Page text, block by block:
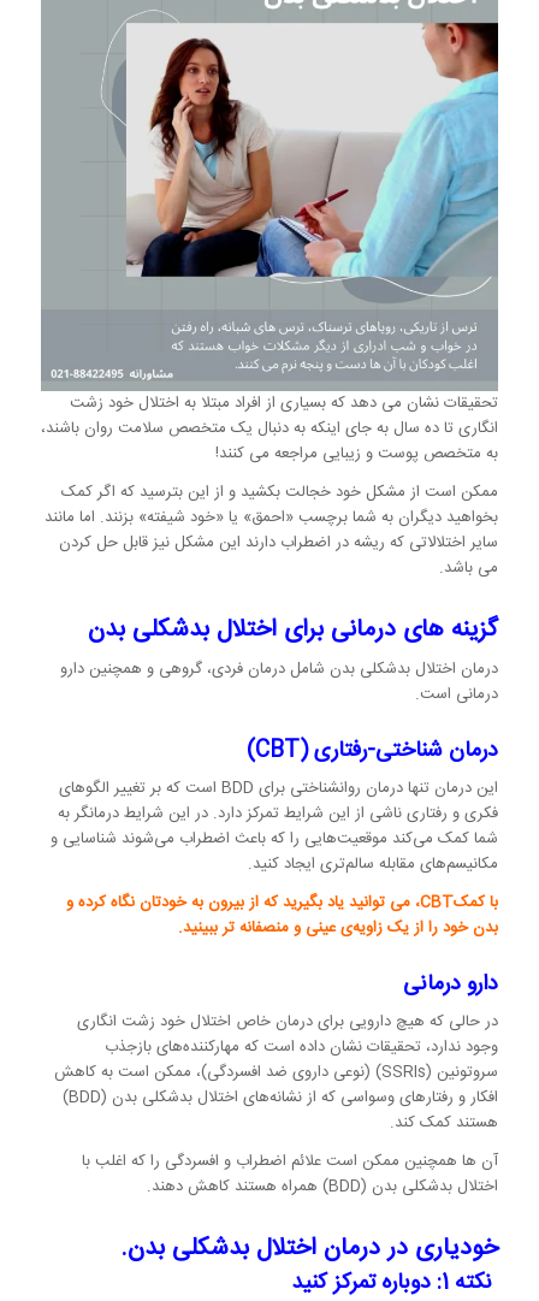
تحقیقات نشان می دهد که بسیاری از افراد مبتلا به اختلال خود زشت
انگاری تا ده سال به جای اینکه به دنبال یک متخصص سلامت روان باشند،
به متخصص پوست و زیبایی مراجعه می کنند!
ممکن است از مشکل خود خجالت بکشید و از این بترسید که اگر کمک
بخواهید دیگران به شما برچسب «احمق» یا «خود شیفته» بزنند. اما مانند
سایر اختلالاتی که ریشه در اضطراب دارند این مشکل نیز قابل حل کردن
می باشد.
گزینه های درمانی برای اختلال بدشکلی بدن
درمان اختلال بدشکلی بدن شامل درمان فردی، گروهی و همچنین دارو
درمانی است.
درمان شناختی-رفتاری (CBT)
این درمان تنها درمان روانشناختی برای BDD است که بر تغییر الگوهای
فکری و رفتاری ناشی از این شرایط تمرکز دارد. در این شرایط درمانگر به
شما کمک می‌کند موقعیت‌هایی را که باعث اضطراب می‌شوند شناسایی و
مکانیسم‌های مقابله سالم‌تری ایجاد کنید.
با کمکCBT، می توانید یاد بگیرید که از بیرون به خودتان نگاه کرده و
بدن خود را از یک زاویه‌ی عینی و منصفانه تر ببینید.
دارو درمانی
در حالی که هیچ دارویی برای درمان خاص اختلال خود زشت انگاری
وجود ندارد، تحقیقات نشان داده است که مهارکننده‌های بازجذب
سروتونین (SSRIs) (نوعی داروی ضد افسردگی)، ممکن است به کاهش
افکار و رفتارهای وسواسی که از نشانه‌های اختلال بدشکلی بدن (BDD)
هستند کمک کند.
آن ها همچنین ممکن است علائم اضطراب و افسردگی را که اغلب با
اختلال بدشکلی بدن (BDD) همراه هستند کاهش دهند.
خودیاری در درمان اختلال بدشکلی بدن.
نکته 1: دوباره تمرکز کنید